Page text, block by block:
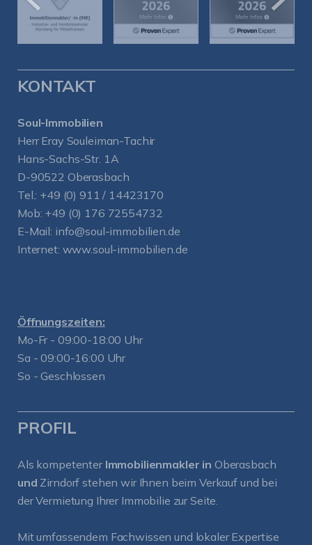
KONTAKT
Soul-Immobilien
Herr Eray Souleiman-Tachir
Hans-Sachs-Str. 1A
D-90522 Oberasbach
Tel.: +49 (0) 911 / 14423170
Mob: +49 (0) 176 72554732
E-Mail: info@soul-immobilien.de
Internet: www.soul-immobilien.de
Öffnungszeiten:
Mo-Fr - 09:00-18:00 Uhr
Sa - 09:00-16:00 Uhr
So - Geschlossen
PROFIL
Als kompetenter Immobilienmakler in Oberasbach
und Zirndorf stehen wir Ihnen beim Verkauf und bei
der Vermietung Ihrer Immobilie zur Seite.
Mit umfassendem Fachwissen und lokaler Expertise